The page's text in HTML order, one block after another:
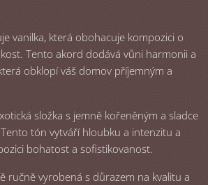
vanilka, která obohacuje kompozici o
Tento akord dodává vůni harmonii a
obklopí váš domov příjemným a
složka s jemně kořeněným a sladce
tón vytváří hloubku a intenzitu a
bohatost a sofistikovanost.
ručně vyrobená s důrazem na kvalitu a